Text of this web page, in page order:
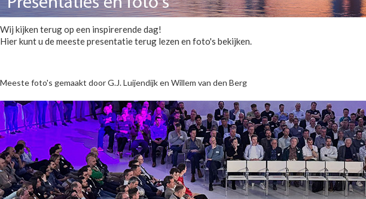
Wij kijken terug op een inspirerende dag!
Hier kunt u de meeste presentatie terug lezen en foto's bekijken.
Meeste foto's gemaakt door G.J. Luijendijk en Willem van den Berg